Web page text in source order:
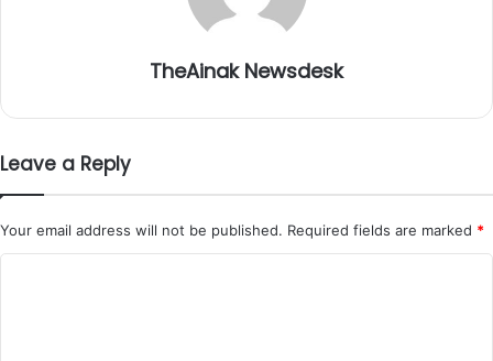
TheAinak Newsdesk
Leave a Reply
Your email address will not be published. Required fields are marked *